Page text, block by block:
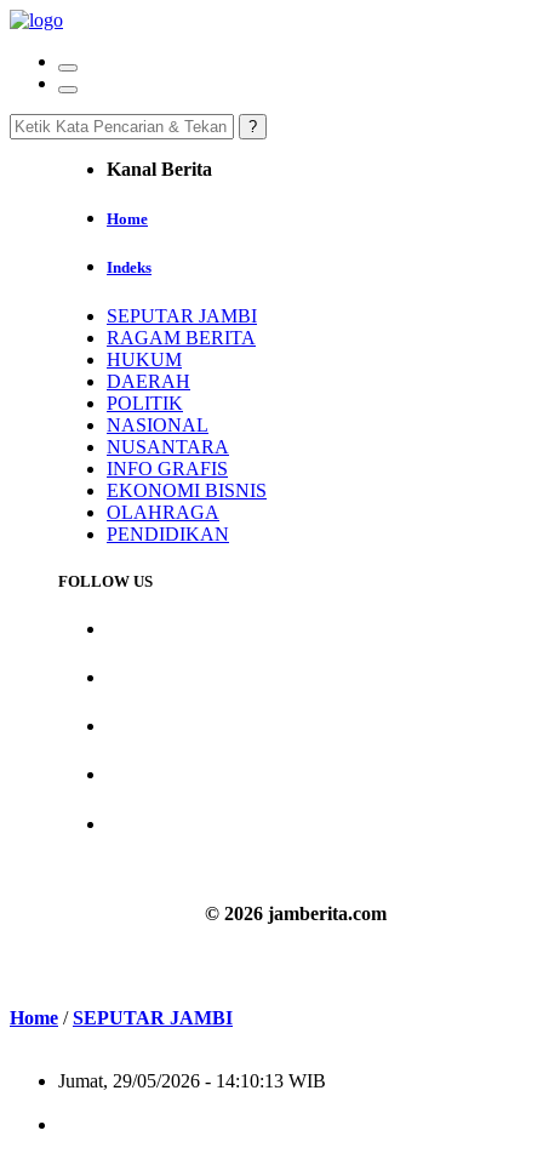
Kanal Berita
Home
Indeks
SEPUTAR JAMBI
RAGAM BERITA
HUKUM
DAERAH
POLITIK
NASIONAL
NUSANTARA
INFO GRAFIS
EKONOMI BISNIS
OLAHRAGA
PENDIDIKAN
FOLLOW US
© 2026 jamberita.com
Home /SEPUTAR JAMBI
Jumat, 29/05/2026 - 14:10:13 WIB